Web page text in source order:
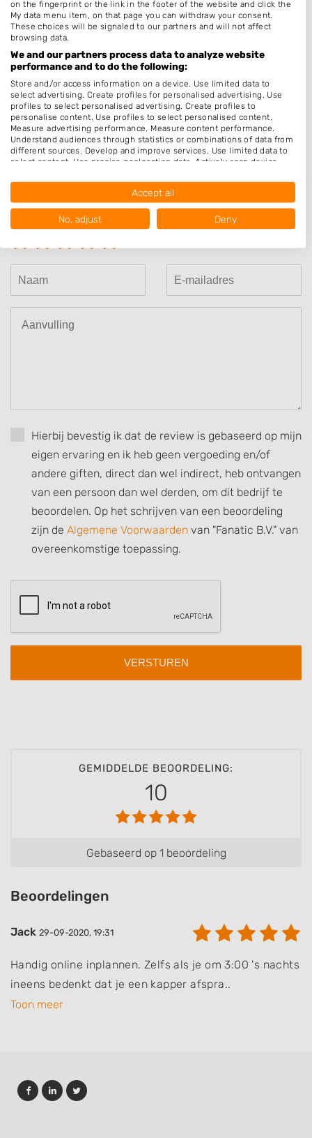
Make-up & Visagie
Schoonheidssalon
Pruiken
Openingstijden
Op afspraak
Beoordeel Hairstudio Jessica
Uw beoordeling:
Hierbij bevestig ik dat de review is gebaseerd op mijn
eigen ervaring en ik heb geen vergoeding en/of
andere giften, direct dan wel indirect, heb ontvangen
van een persoon dan wel derden, om dit bedrijf te
beoordelen. Op het schrijven van een beoordeling
zijn de Algemene Voorwaarden van "Fanatic B.V." van
overeenkomstige toepassing.
GEMIDDELDE BEOORDELING:
10
Gebaseerd op 1 beoordeling
Beoordelingen
Jack 29-09-2020, 19:31
Handig online inplannen. Zelfs als je om 3:00 's nachts
ineens bedenkt dat je een kapper afspra..
Toon meer
on the fingerprint or the link in the footer of the website and click the
My data menu item, on that page you can withdraw your consent.
These choices will be signaled to our partners and will not affect
browsing data.
We and our partners process data to analyze website
performance and to do the following:
Store and/or access information on a device. Use limited data to
select advertising. Create profiles for personalised advertising. Use
profiles to select personalised advertising. Create profiles to
personalise content. Use profiles to select personalised content.
Measure advertising performance. Measure content performance.
Understand audiences through statistics or combinations of data from
different sources. Develop and improve services. Use limited data to
select content. Use precise geolocation data. Actively scan device
Data may be shared outside of the European Union and send to the
Your consent and the cookie policy applies solely to this website/app.
View Partner List (1016 IAB Vendors)
We use your data for the following purposes:
IAB processing purposes:
Store and/or access information on a device
Create profiles to personalise content
Use profiles to select personalised content
Measure advertising performance
Measure content performance
Understand audiences through statistics
or combinations of data from different
sources
Develop and improve services
Use limited data to select content
IAB Special Features:
Identify devices based on information
Performance
Accept all
No, adjust Deny